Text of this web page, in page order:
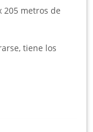
205 metros de
tiene los